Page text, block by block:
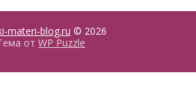
materi-blog.ru © 2026
от WP Puzzle